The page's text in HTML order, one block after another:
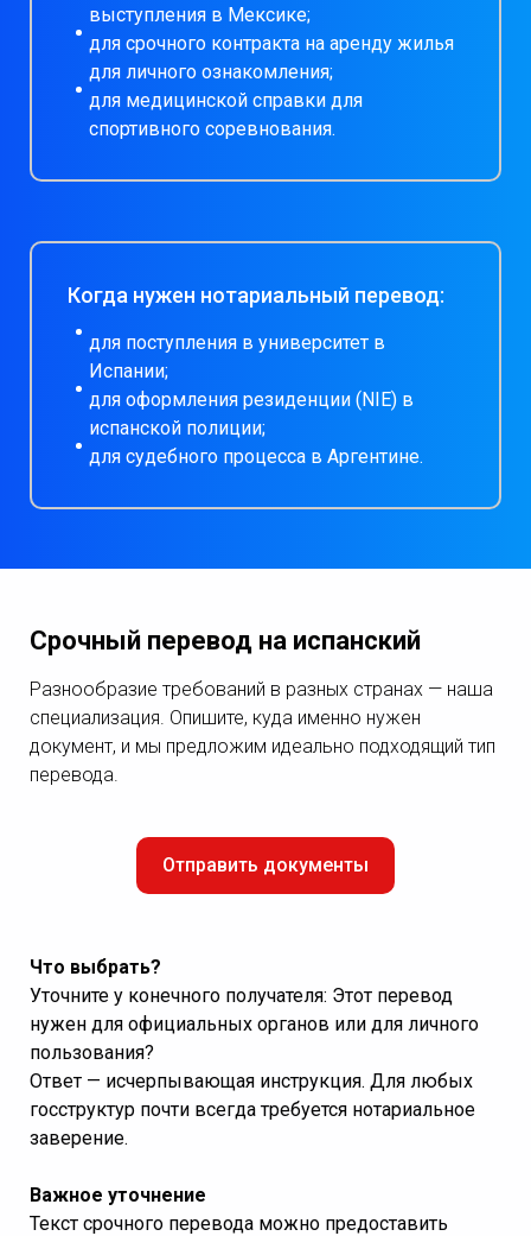
выступления в Мексике;
для срочного контракта на аренду жилья
для личного ознакомления;
для медицинской справки для
спортивного соревнования.
Когда нужен нотариальный перевод:
для поступления в университет в
Испании;
для оформления резиденции (NIE) в
испанской полиции;
для судебного процесса в Аргентине.
Срочный перевод на испанский
Разнообразие требований в разных странах — наша
специализация. Опишите, куда именно нужен
документ, и мы предложим идеально подходящий тип
перевода.
Отправить документы
Что выбрать?
Уточните у конечного получателя: Этот перевод
нужен для официальных органов или для личного
пользования?
Ответ — исчерпывающая инструкция. Для любых
госструктур почти всегда требуется нотариальное
заверение.
Важное уточнение
Текст срочного перевода можно предоставить